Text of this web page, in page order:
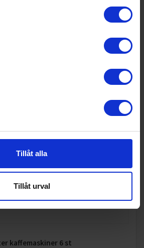
Tillåt alla
Tillåt urval
kaffemaskiner 6 st